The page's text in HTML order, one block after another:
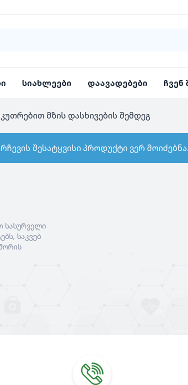
სიახლეები დაავადებები ჩვენ
მზის დასხივების შემდეგ
შესატყვისი პროდუქტი ვერ
სასურველი
საკვებ